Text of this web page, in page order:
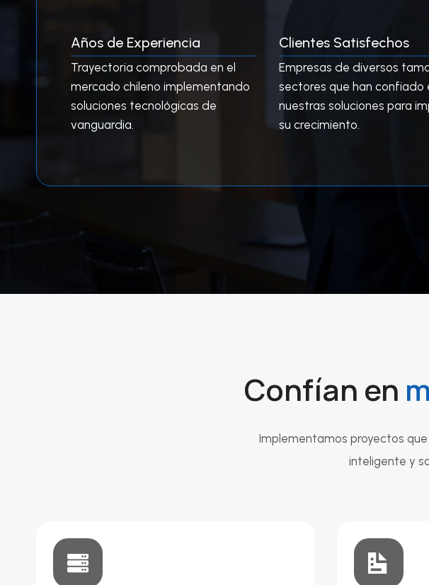
Años de Experiencia
Trayectoria comprobada en el
mercado chileno implementando
soluciones tecnológicas de
vanguardia.
Clientes Satisfechos
Empresas de diversos
sectores que han confiado
nuestras soluciones para
su crecimiento.
Confían en
Implementamos proyectos
inteligente y